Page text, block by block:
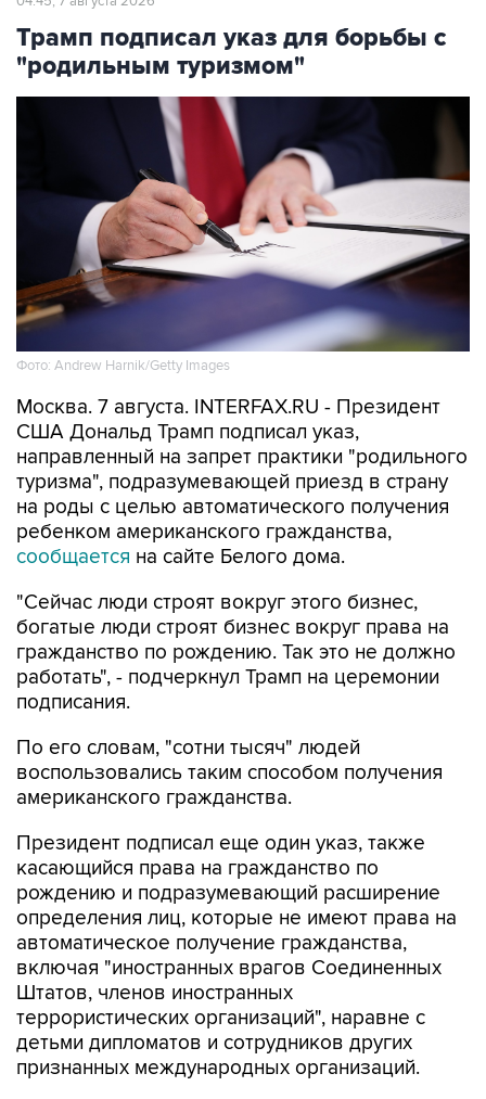
Трамп подписал указ для борьбы с
"родильным туризмом"
Фото: Andrew Harnik/Getty Images
Москва. 7 августа. INTERFAX.RU - Президент
США Дональд Трамп подписал указ,
направленный на запрет практики "родильного
туризма", подразумевающей приезд в страну
на роды с целью автоматического получения
ребенком американского гражданства,
сообщается на сайте Белого дома.
"Сейчас люди строят вокруг этого бизнес,
богатые люди строят бизнес вокруг права на
гражданство по рождению. Так это не должно
работать", - подчеркнул Трамп на церемонии
подписания.
По его словам, "сотни тысяч" людей
воспользовались таким способом получения
американского гражданства.
Президент подписал еще один указ, также
касающийся права на гражданство по
рождению и подразумевающий расширение
определения лиц, которые не имеют права на
автоматическое получение гражданства,
включая "иностранных врагов Соединенных
Штатов, членов иностранных
террористических организаций", наравне с
детьми дипломатов и сотрудников других
признанных международных организаций.